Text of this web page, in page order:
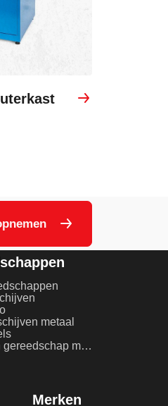
metaal
Elektrisch gereedschap metaalbewerking
Merken